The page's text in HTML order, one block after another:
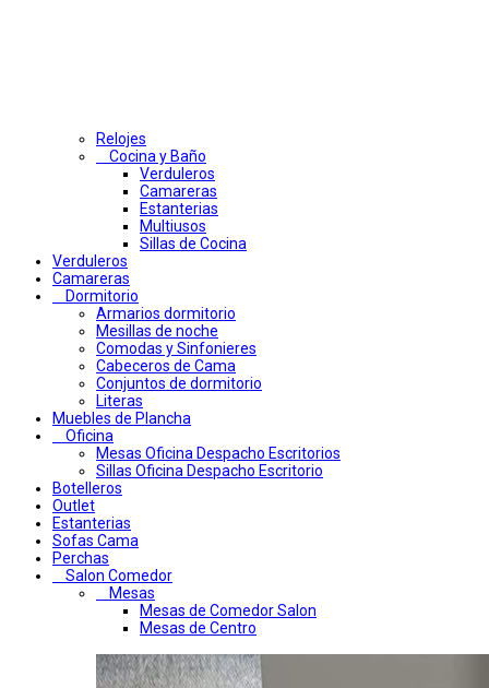
Relojes
Cocina y Baño
Verduleros
Camareras
Estanterias
Multiusos
Sillas de Cocina
Verduleros
Camareras
Dormitorio
Armarios dormitorio
Mesillas de noche
Comodas y Sinfonieres
Cabeceros de Cama
Conjuntos de dormitorio
Literas
Muebles de Plancha
Oficina
Mesas Oficina Despacho Escritorios
Sillas Oficina Despacho Escritorio
Botelleros
Outlet
Estanterias
Sofas Cama
Perchas
Salon Comedor
Mesas
Mesas de Comedor Salon
Mesas de Centro